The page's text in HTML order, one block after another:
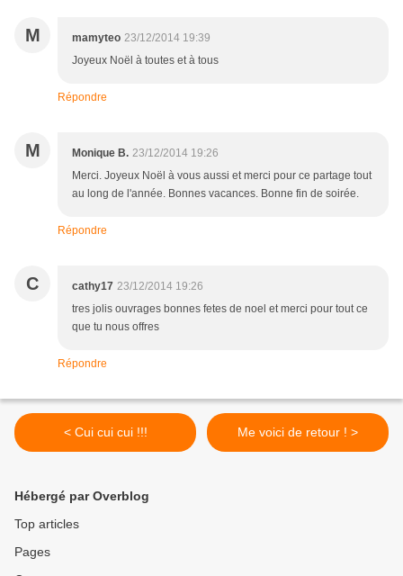
M mamyteo 23/12/2014 19:39
Joyeux Noël à toutes et à tous
Répondre
M Monique B. 23/12/2014 19:26
Merci. Joyeux Noël à vous aussi et merci pour ce partage tout
au long de l'année. Bonnes vacances. Bonne fin de soirée.
Répondre
C cathy17 23/12/2014 19:26
tres jolis ouvrages bonnes fetes de noel et merci pour tout ce
que tu nous offres
Répondre
< Cui cui cui !!! Me voici de retour ! >
Hébergé par Overblog
Top articles
Pages